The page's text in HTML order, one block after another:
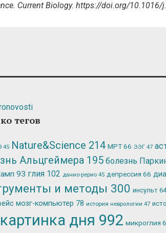
Current Biology. https://doi.org/10.1016/
тегов
45 Nature&Science 214 МРТ66 ЭЭГ 47
Альцгеймера 195 болезнь
93 глия 102 данио-рерио 45 депрессия 66
и методы 300 инсульт 64
мозг-компьютер 78 история неврологии 47
картинка дня 992 микроглия